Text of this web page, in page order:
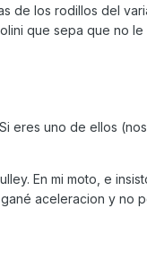
de los rodillos del
que sepa que no le
eres uno de ellos
En mi moto, e
aceleracion y no